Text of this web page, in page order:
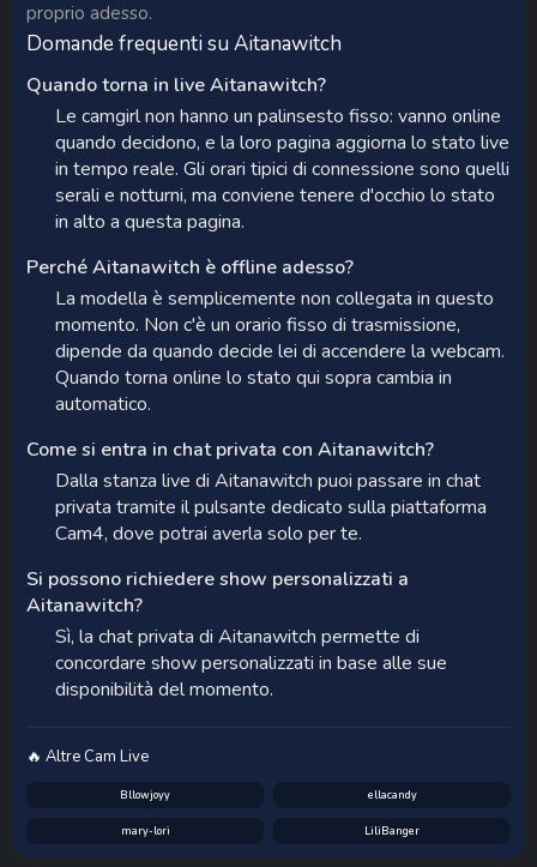
proprio adesso.
Domande frequenti su Aitanawitch
Quando torna in live Aitanawitch?
Le camgirl non hanno un palinsesto fisso: vanno online
quando decidono, e la loro pagina aggiorna lo stato live
in tempo reale. Gli orari tipici di connessione sono quelli
serali e notturni, ma conviene tenere d'occhio lo stato
in alto a questa pagina.
Perché Aitanawitch è offline adesso?
La modella è semplicemente non collegata in questo
momento. Non c'è un orario fisso di trasmissione,
dipende da quando decide lei di accendere la webcam.
Quando torna online lo stato qui sopra cambia in
automatico.
Come si entra in chat privata con Aitanawitch?
Dalla stanza live di Aitanawitch puoi passare in chat
privata tramite il pulsante dedicato sulla piattaforma
Cam4, dove potrai averla solo per te.
Si possono richiedere show personalizzati a
Aitanawitch?
Sì, la chat privata di Aitanawitch permette di
concordare show personalizzati in base alle sue
disponibilità del momento.
🔥 Altre Cam Live
Bllowjoyy ellacandy
mary-lori LiliBanger